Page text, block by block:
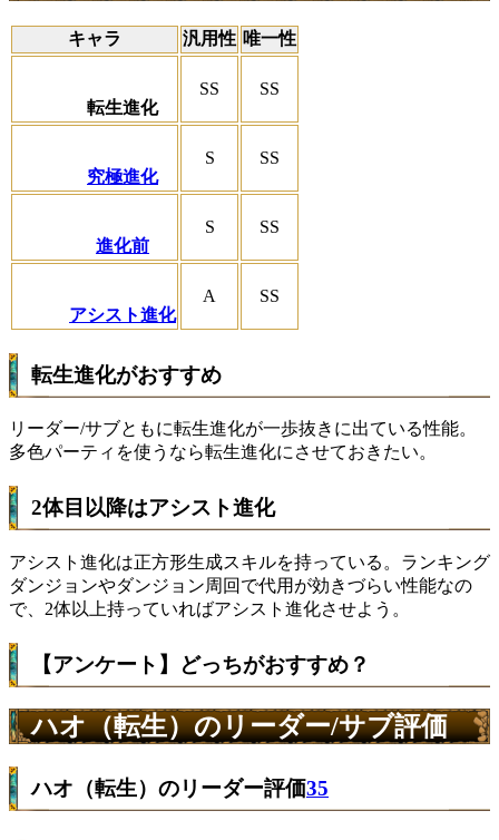
キャラ 汎用性 唯一性
転生進化
SS SS
究極進化
S SS
進化前
S SS
アシスト進化
A SS
転生進化がおすすめ
リーダー/サブともに転生進化が一歩抜きに出ている性能。
多色パーティを使うなら転生進化にさせておきたい。
2体目以降はアシスト進化
アシスト進化は正方形生成スキルを持っている。ランキング
ダンジョンやダンジョン周回で代用が効きづらい性能なの
で、2体以上持っていればアシスト進化させよう。
【アンケート】どっちがおすすめ？
ハオ（転生）のリーダー/サブ評価
ハオ（転生）のリーダー評価35